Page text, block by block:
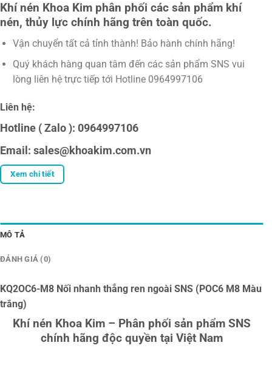
Khí nén Khoa Kim phân phối các sản phẩm khí
nén, thủy lực chính hãng trên toàn quốc.
Vận chuyển tất cả tỉnh thành! Bảo hành chính hãng!
Quý khách hàng quan tâm đến các sản phẩm SNS vui
lòng liên hệ trực tiếp tới Hotline 0964997106
Liên hệ:
Hotline ( Zalo ): 0964997106
Email: sales@khoakim.com.vn
Xem chi tiết
MÔ TẢ
ĐÁNH GIÁ (0)
KQ2OC6-M8 Nối nhanh thẳng ren ngoài SNS (POC6 M8 Màu
trắng)
Khí nén Khoa Kim – Phân phối sản phẩm SNS
chính hãng độc quyền tại Việt Nam